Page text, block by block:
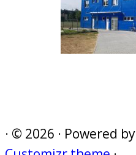
· © 2026 · Powered by